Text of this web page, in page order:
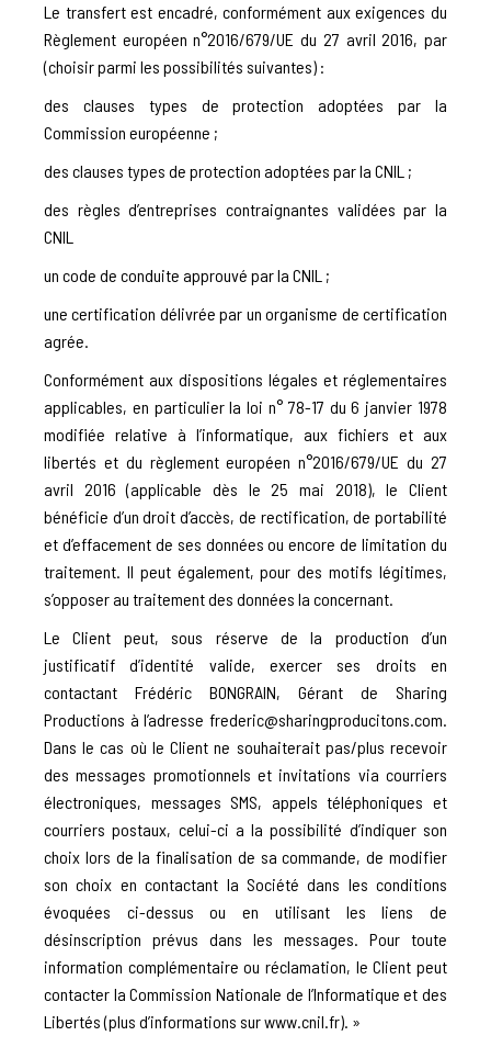
Le transfert est encadré, conformément aux exigences du
Règlement européen n°2016/679/UE du 27 avril 2016, par
(choisir parmi les possibilités suivantes) :
des clauses types de protection adoptées par la
Commission européenne ;
des clauses types de protection adoptées par la CNIL ;
des règles d’entreprises contraignantes validées par la
CNIL
un code de conduite approuvé par la CNIL ;
une certification délivrée par un organisme de certification
agrée.
Conformément aux dispositions légales et réglementaires
applicables, en particulier la loi n° 78-17 du 6 janvier 1978
modifiée relative à l’informatique, aux fichiers et aux
libertés et du règlement européen n°2016/679/UE du 27
avril 2016 (applicable dès le 25 mai 2018), le Client
bénéficie d’un droit d’accès, de rectification, de portabilité
et d’effacement de ses données ou encore de limitation du
traitement. Il peut également, pour des motifs légitimes,
s’opposer au traitement des données la concernant.
Le Client peut, sous réserve de la production d’un
justificatif d’identité valide, exercer ses droits en
contactant Frédéric BONGRAIN, Gérant de Sharing
Productions à l’adresse frederic@sharingproducitons.com.
Dans le cas où le Client ne souhaiterait pas/plus recevoir
des messages promotionnels et invitations via courriers
électroniques, messages SMS, appels téléphoniques et
courriers postaux, celui-ci a la possibilité d’indiquer son
choix lors de la finalisation de sa commande, de modifier
son choix en contactant la Société dans les conditions
évoquées ci-dessus ou en utilisant les liens de
désinscription prévus dans les messages. Pour toute
information complémentaire ou réclamation, le Client peut
contacter la Commission Nationale de l’Informatique et des
Libertés (plus d’informations sur www.cnil.fr). »